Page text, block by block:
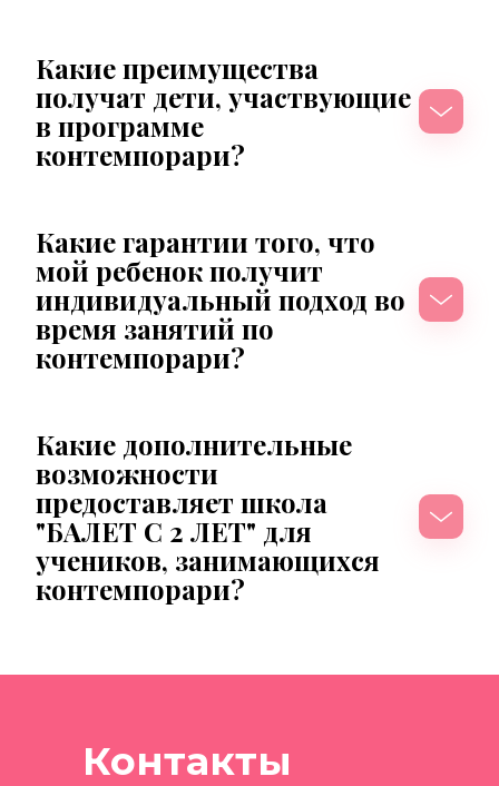
Какие преимущества
получат дети, участвующие
в программе
контемпорари?
Какие гарантии того, что
мой ребенок получит
индивидуальный подход во
время занятий по
контемпорари?
Какие дополнительные
возможности
предоставляет школа
"БАЛЕТ С 2 ЛЕТ" для
учеников, занимающихся
контемпорари?
Контакты